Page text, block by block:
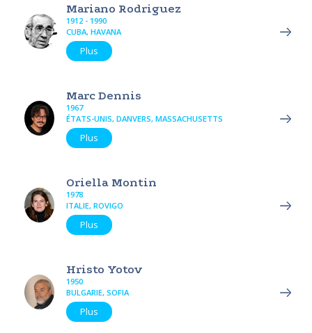
Mariano Rodriguez
1912 - 1990
CUBA, HAVANA
Plus
Marc Dennis
1967
ÉTATS-UNIS, DANVERS, MASSACHUSETTS
Plus
Oriella Montin
1978
ITALIE, ROVIGO
Plus
Hristo Yotov
1950
BULGARIE, SOFIA
Plus